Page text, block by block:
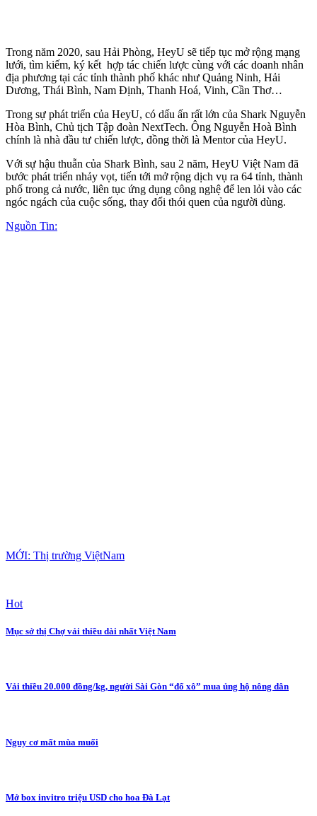
Trong năm 2020, sau Hải Phòng, HeyU sẽ tiếp tục mở rộng mạng
lưới, tìm kiếm, ký kết hợp tác chiến lược cùng với các doanh nhân
địa phương tại các tỉnh thành phố khác như Quảng Ninh, Hải
Dương, Thái Bình, Nam Định, Thanh Hoá, Vinh, Cần Thơ…
Trong sự phát triển của HeyU, có dấu ấn rất lớn của Shark Nguyễn
Hòa Bình, Chủ tịch Tập đoàn NextTech. Ông Nguyễn Hoà Bình
chính là nhà đầu tư chiến lược, đồng thời là Mentor của HeyU.
Với sự hậu thuẫn của Shark Bình, sau 2 năm, HeyU Việt Nam đã
bước phát triển nhảy vọt, tiến tới mở rộng dịch vụ ra 64 tỉnh, thành
phố trong cả nước, liên tục ứng dụng công nghệ để len lỏi vào các
ngóc ngách của cuộc sống, thay đổi thói quen của người dùng.
Nguồn Tin:
MỚI: Thị trường ViệtNam
Hot
Mục sở thị Chợ vải thiều dài nhất Việt Nam
Vải thiều 20.000 đồng/kg, người Sài Gòn “đổ xô” mua ủng hộ nông dân
Nguy cơ mất mùa muối
Mở box invitro triệu USD cho hoa Đà Lạt